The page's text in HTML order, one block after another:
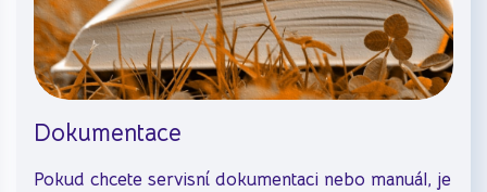
Dokumentace
Pokud chcete servisní dokumentaci nebo manuál, je